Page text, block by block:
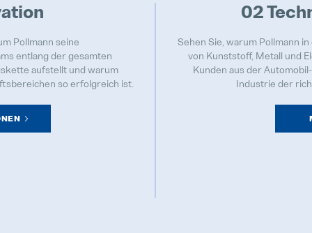
Pollmann seine
entlang der gesamten
aufstellt und warum
so erfolgreich ist.
02
Sehen Sie, warum Pollmann
von Kunststoff, Metall und
Kunden aus der
Industrie der